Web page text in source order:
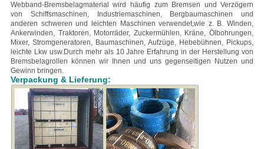
Webband-Bremsbelagmaterial wird häufig zum Bremsen und Verzögern
von Schiffsmaschinen, Industriemaschinen, Bergbaumaschinen und
anderen schweren und leichten Maschinen verwendet,wie z. B. Winden,
Ankerwinden, Traktoren, Motorräder, Zuckermühlen, Kräne, Ölbohrungen,
Mixer, Stromgeneratoren, Baumaschinen, Aufzüge, Hebebühnen, Pickups,
leichte Lkw usw.Durch mehr als 10 Jahre Erfahrung in der Herstellung von
Bremsbelagrollen können wir Ihnen und uns gegenseitigen Nutzen und
Gewinn bringen.
Verpackung & Lieferung: